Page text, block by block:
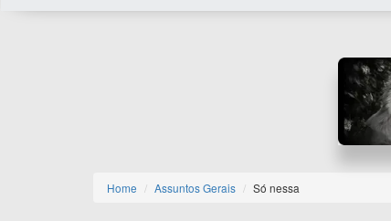
Home Assuntos Gerais Só nessa